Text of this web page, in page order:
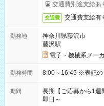
交通費別途支給あ
交通費 交通費支給有
勤務地
神奈川県藤沢市
藤沢駅
電子・機械系メー
勤務時間 8:00～
期間
長期【ご応募から1週
即日～